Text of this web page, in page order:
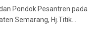
Pondok Pesantren pada
Semarang, Hj.Titik…